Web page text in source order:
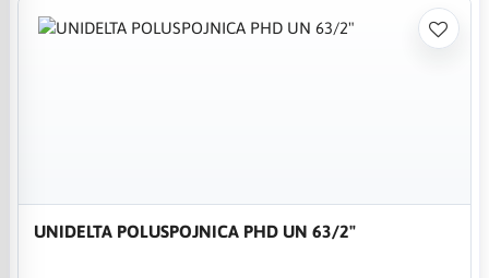
UNIDELTA POLUSPOJNICA PHD UN 63/2"